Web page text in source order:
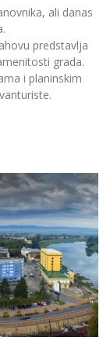
ali danas
predstavlja
grada.
i planinskim